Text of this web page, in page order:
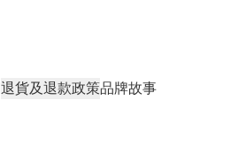
退貨及退款政策品牌故事